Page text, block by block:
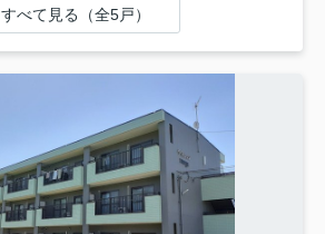
すべて見る（全5戸）